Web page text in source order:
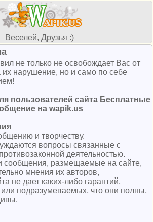
Веселей, Друзья :)
не только не освобождает Вас от
их нарушение, но и само по себе
пользователей сайта Бесплатные
на wapik.us
и творчеству.
вопросы связанные с
деятельностью.
сообщения, размещаемые на сайте,
мнения их авторов,
не дает каких-либо гарантий,
подразумеваемых, что они полны,